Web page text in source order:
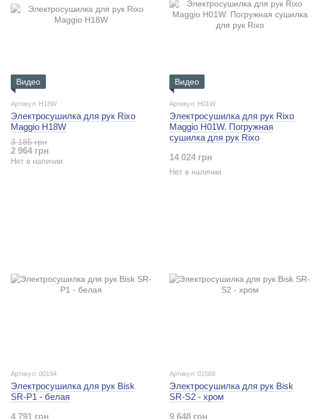
Видео
Артикул: H18W
Электросушилка для рук Rixo
Maggio H18W
3 185 грн
2 964 грн
Нет в наличии
Видео
Артикул: H01W
Электросушилка для рук Rixo
Maggio H01W. Погружная
сушилка для рук Rixo
14 024 грн
Нет в наличии
Артикул: 00194
Электросушилка для рук Bisk
SR-Р1 - белая
4 791 грн
Артикул: 01569
Электросушилка для рук Bisk
SR-S2 - хром
9 648 грн